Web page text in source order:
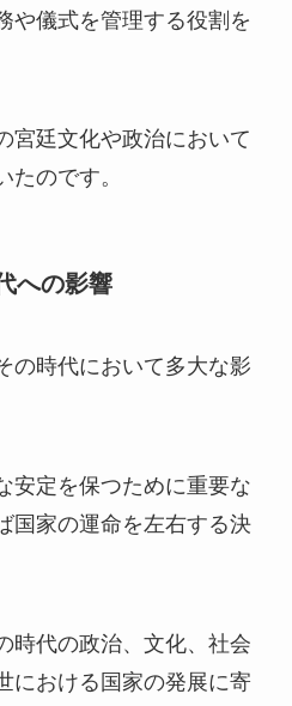
や儀式を管理する役割を
宮廷文化や政治において
のです。
への影響
の時代において多大な影
安定を保つために重要な
国家の運命を左右する決
時代の政治、文化、社会
における国家の発展に寄